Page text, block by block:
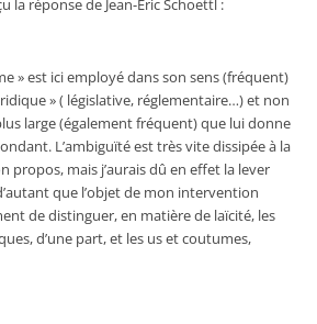
la réponse de Jean-Éric Schoettl :
» est ici employé dans son sens (fréquent)
» ( législative, réglementaire…) et non
large (également fréquent) que lui donne
L’ambiguïté est très vite dissipée à la
propos, mais j’aurais dû en effet la lever
que l’objet de mon intervention
de distinguer, en matière de laïcité, les
d’une part, et les us et coutumes,